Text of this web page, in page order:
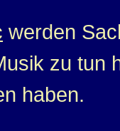
werden
zu tun
haben.